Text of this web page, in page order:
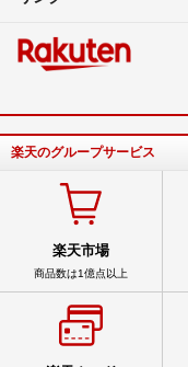
楽天のグループサービス
楽天市場
商品数は1億点以上